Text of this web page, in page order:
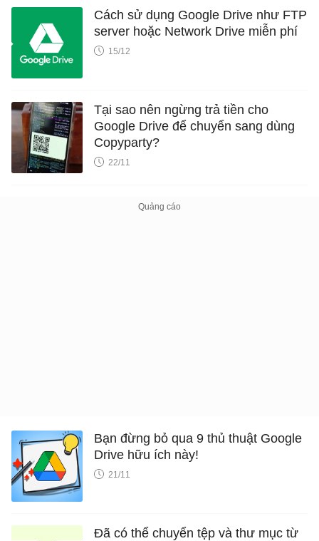
Cách sử dụng Google Drive như FTP
server hoặc Network Drive miễn phí
15/12
Tại sao nên ngừng trả tiền cho
Google Drive để chuyển sang dùng
Copyparty?
22/11
Bạn đừng bỏ qua 9 thủ thuật Google
Drive hữu ích này!
21/11
Đã có thể chuyển tệp và thư mục từ